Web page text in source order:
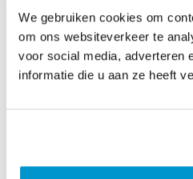
We gebruiken cookies om
om ons websiteverkeer te
voor social media, adverteren
informatie die u aan ze heeft